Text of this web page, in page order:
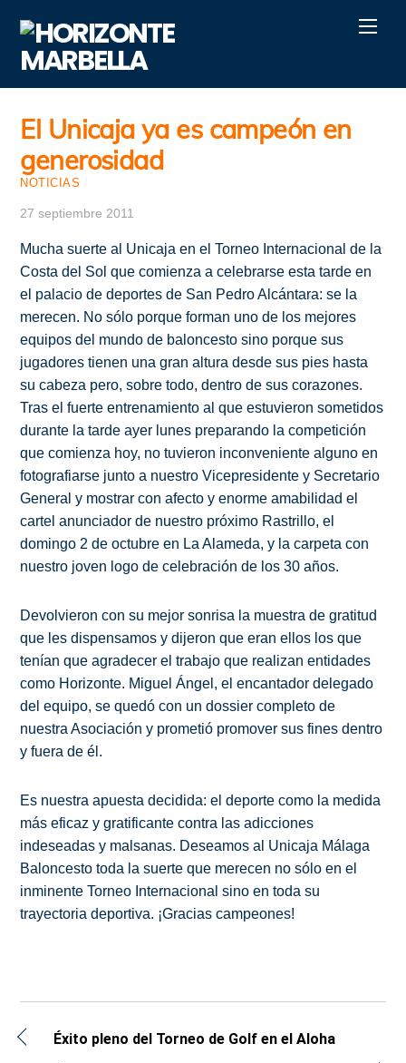
content
El Unicaja ya es campeón en
generosidad
NOTICIAS
27 septiembre 2011
Mucha suerte al Unicaja en el Torneo Internacional de la
Costa del Sol que comienza a celebrarse esta tarde en
el palacio de deportes de San Pedro Alcántara: se la
merecen. No sólo porque forman uno de los mejores
equipos del mundo de baloncesto sino porque sus
jugadores tienen una gran altura desde sus pies hasta
su cabeza pero, sobre todo, dentro de sus corazones.
Tras el fuerte entrenamiento al que estuvieron sometidos
durante la tarde ayer lunes preparando la competición
que comienza hoy, no tuvieron inconveniente alguno en
fotografiarse junto a nuestro Vicepresidente y Secretario
General y mostrar con afecto y enorme amabilidad el
cartel anunciador de nuestro próximo Rastrillo, el
domingo 2 de octubre en La Alameda, y la carpeta con
nuestro joven logo de celebración de los 30 años.
Devolvieron con su mejor sonrisa la muestra de gratitud
que les dispensamos y dijeron que eran ellos los que
tenían que agradecer el trabajo que realizan entidades
como Horizonte. Miguel Ángel, el encantador delegado
del equipo, se quedó con un dossier completo de
nuestra Asociación y prometió promover sus fines dentro
y fuera de él.
Es nuestra apuesta decidida: el deporte como la medida
más eficaz y gratificante contra las adicciones
indeseadas y malsanas. Deseamos al Unicaja Málaga
Baloncesto toda la suerte que merecen no sólo en el
inminente Torneo Internacional sino en toda su
trayectoria deportiva. ¡Gracias campeones!
Éxito pleno del Torneo de Golf en el Aloha